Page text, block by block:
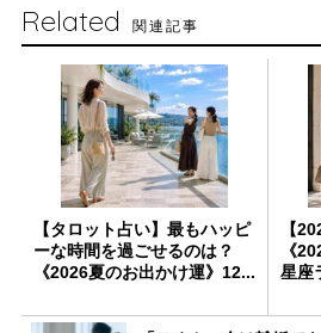
Related 関連記事
【タロット占い】最もハッピ
ーな時間を過ごせるのは？
《2026夏のお出かけ運》12...
【
《
星座